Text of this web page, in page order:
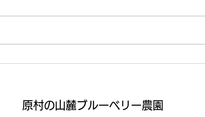
まだ
​原村の山麓ブルーベリー農園